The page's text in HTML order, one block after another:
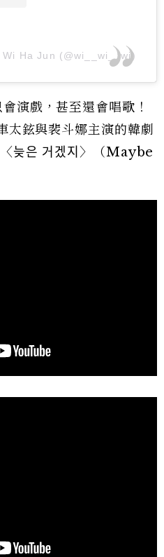
Wi Ha Jun (@wi__wi__wi)
演戲，甚至還會唱歌！
太鉉與裴斗娜主演的韓劇
늦은 거겠지〉（Maybe